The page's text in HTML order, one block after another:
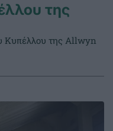
της
Κυπέλλου της Allwyn